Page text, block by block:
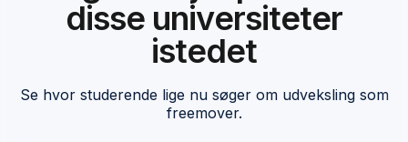
disse universiteter
istedet
Se hvor studerende lige nu søger om udveksling som
freemover.